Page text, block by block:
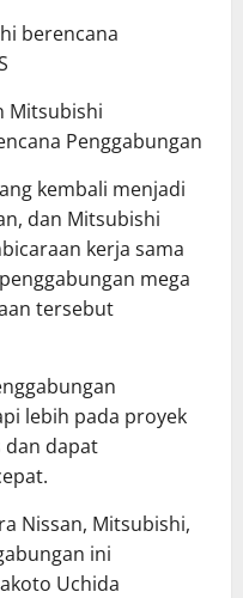
berencana
Mitsubishi
Penggabungan
kembali menjadi
dan Mitsubishi
kerja sama
mega
tersebut
lebih pada proyek
dan dapat
Nissan, Mitsubishi,
ini
Uchida